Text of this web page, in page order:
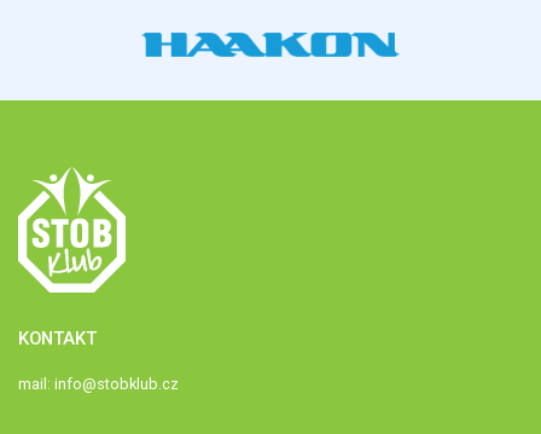
KONTAKT
mail: info@stobklub.cz